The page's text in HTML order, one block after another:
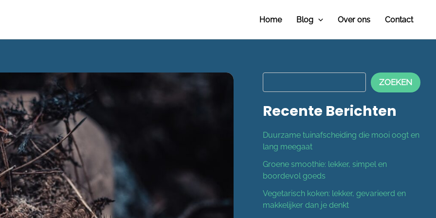
Home Blog Over ons Contact
E
ZOEKEN
Recente Berichten
Duurzame tuinafscheiding die mooi oogt en
lang meegaat
Groene smoothie: lekker, simpel en
boordevol goeds
Vegetarisch koken: lekker, gevarieerd en
makkelijker dan je denkt